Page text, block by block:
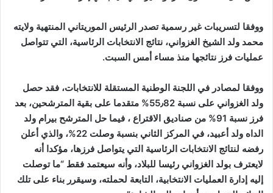
ووفقا لتسريبات غير رسمية تصدر الرئيس الموريتاني المنتهية ولايته
محمد ولد الشيخ الغزواني، نتائج الانتخابات الرئاسية، التي تتواصل
عمليات فرز نتائجها منذ مساء أمس السبت.
ووفقا لمصادر في اللجنة الوطنية المستقلة للانتخابات، فقد حصل
ولد الغزواني على نسبة 55٫82% متقدما على بقية المترشحين، بعد
فرز نسبة 91% من صناديق الاقتراع ، فيما حل المترشح بيرام ولد
الداه ولد أعبيد، في المركز الثاني بنسبة وصلت 22%، والذي أعلن
رفضه لنتائج الانتخابات الرئاسية التي يتواصل فرزها، مؤكدا أنه
لايعترف بولد الغزواني رئيسا للبلاد، وأنه سيعتمد فقط “ما توصلت
إليه إدارة العمليات الانتخابية، التابعة لحملته، وسيقرر بناء على تلك